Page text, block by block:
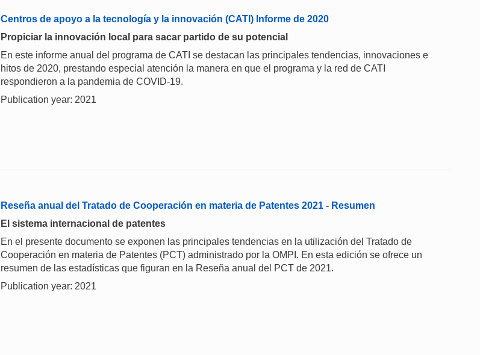
Centros de apoyo a la tecnología y la innovación (CATI) Informe de 2020
Propiciar la innovación local para sacar partido de su potencial
En este informe anual del programa de CATI se destacan las principales tendencias, innovaciones e
hitos de 2020, prestando especial atención la manera en que el programa y la red de CATI
respondieron a la pandemia de COVID-19.
Publication year: 2021
Reseña anual del Tratado de Cooperación en materia de Patentes 2021 - Resumen
El sistema internacional de patentes
En el presente documento se exponen las principales tendencias en la utilización del Tratado de
Cooperación en materia de Patentes (PCT) administrado por la OMPI. En esta edición se ofrece un
resumen de las estadísticas que figuran en la Reseña anual del PCT de 2021.
Publication year: 2021